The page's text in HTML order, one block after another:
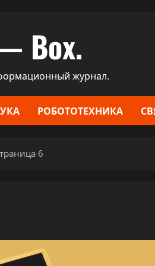
Box.
журнал.
РОБОТОТЕХНИКА
6